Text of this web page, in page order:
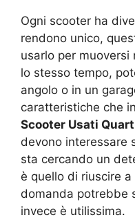
Ogni scooter ha
rendono unico,
usarlo per
lo stesso tempo,
angolo o in un
caratteristiche che
Scooter Usati
devono interessare
sta cercando un
è quello di riuscire
domanda potrebbe
invece è utilissima.